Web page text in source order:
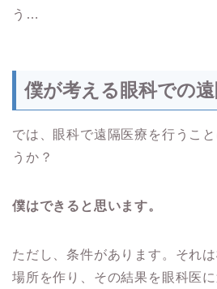
う…
僕が考える眼科での
では、眼科で遠隔医療を行うこ
うか？
僕はできると思います。
ただし、条件があります。それ
場所を作り、その結果を眼科医